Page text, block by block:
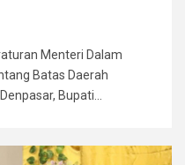
Menteri Dalam
Batas Daerah
Bupati...